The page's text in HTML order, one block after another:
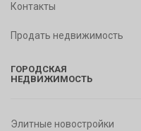
Контакты
Продать недвижимость
ГОРОДСКАЯ
НЕДВИЖИМОСТЬ
Элитные новостройки